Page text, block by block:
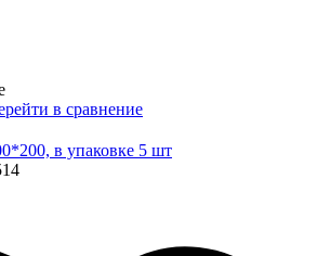
в сравнение
в упаковке 5 шт